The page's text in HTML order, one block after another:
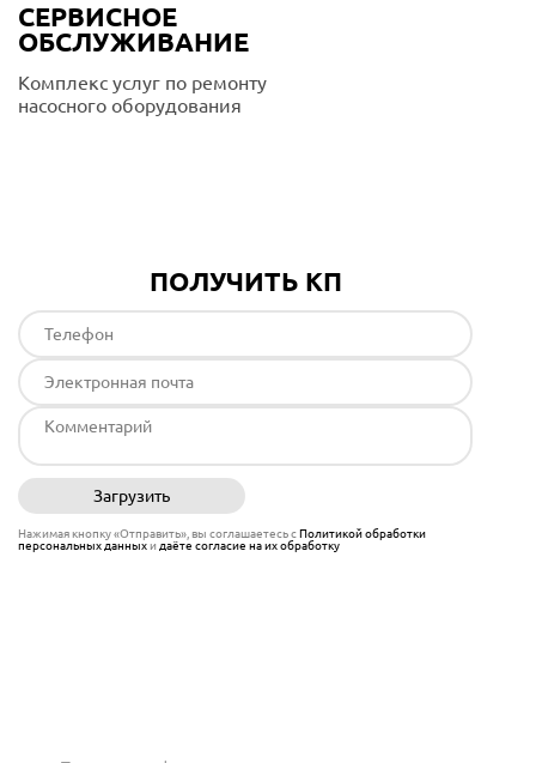
СЕРВИСНОЕ
ОБСЛУЖИВАНИЕ
Комплекс услуг по ремонту
насосного оборудования
ПОЛУЧИТЬ КП
Загрузить
Нажимая кнопку «Отправить», вы соглашаетесь сПолитикой обработки
персональных данныхи даёте согласие на их обработку